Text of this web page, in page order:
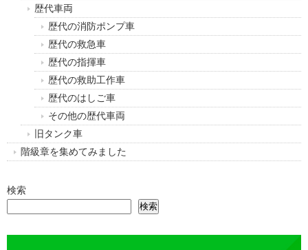
歴代車両
歴代の消防ポンプ車
歴代の救急車
歴代の指揮車
歴代の救助工作車
歴代のはしご車
その他の歴代車両
旧タンク車
階級章を集めてみました
検索
検索